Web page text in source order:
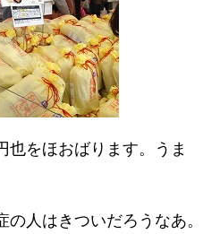
也をほおばります。うま
人はきついだろうなあ。